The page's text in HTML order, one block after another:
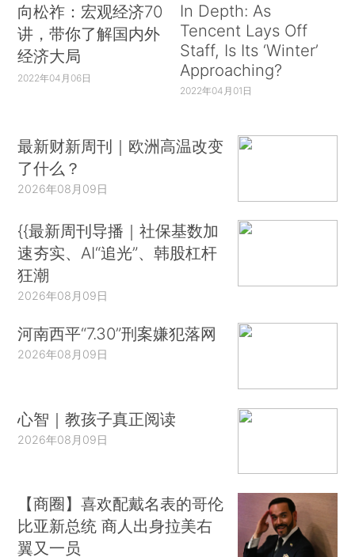
向松祚：宏观经济70
讲，带你了解国内外
经济大局
2022年04月06日
In Depth: As
Tencent Lays Off
Staff, Is Its ‘Winter’
Approaching?
2022年04月01日
最新财新周刊｜欧洲高温改变
了什么？
2026年08月09日
{{最新周刊导播｜社保基数加
速夯实、AI“追光”、韩股杠杆
狂潮
2026年08月09日
河南西平“7.30”刑案嫌犯落网
2026年08月09日
心智｜教孩子真正阅读
2026年08月09日
【商圈】喜欢配戴名表的哥伦
比亚新总统 商人出身拉美右
翼又一员